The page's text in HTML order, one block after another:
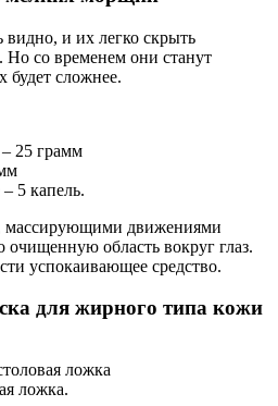
и их легко скрыть
со временем они станут
будет сложнее.
25 грамм
5 капель.
массирующими движениями
очищенную область вокруг глаз.
успокаивающее средство.
для жирного типа кожи
ложка
ложка.